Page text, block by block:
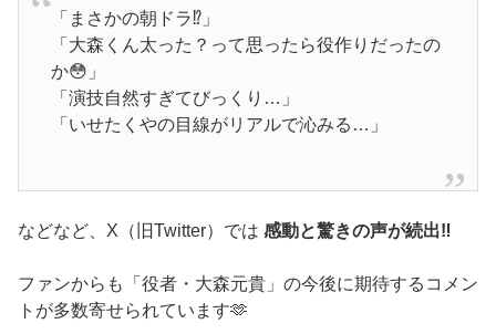
「まさかの朝ドラ⁉️」
「大森くん太った？って思ったら役作りだったの
か😳」
「演技自然すぎてびっくり…」
「いせたくやの目線がリアルで沁みる…」
などなど、X（旧Twitter）では 感動と驚きの声が続出‼️
ファンからも「役者・大森元貴」の今後に期待するコメン
トが多数寄せられています🫶